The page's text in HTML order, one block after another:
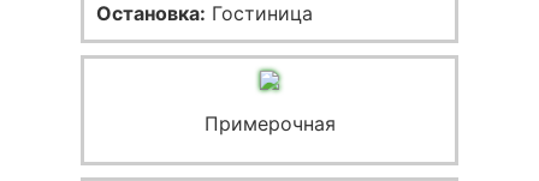
Остановка: Гостиница
Примерочная